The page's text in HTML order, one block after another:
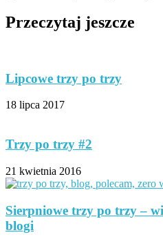
Przeczytaj jeszcze
Lipcowe trzy po trzy
18 lipca 2017
Trzy po trzy #2
21 kwietnia 2016
Sierpniowe trzy po trzy –
blogi